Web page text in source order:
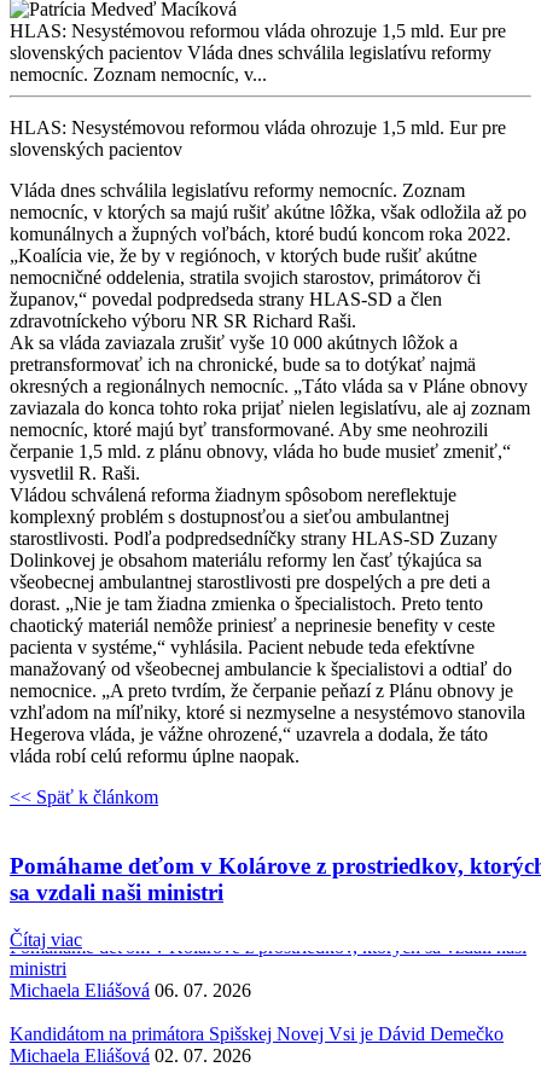
HLAS: Nesystémovou reformou vláda ohrozuje 1,5 mld. Eur pre
slovenských pacientov Vláda dnes schválila legislatívu reformy
nemocníc. Zoznam nemocníc, v...
HLAS: Nesystémovou reformou vláda ohrozuje 1,5 mld. Eur pre
slovenských pacientov
Vláda dnes schválila legislatívu reformy nemocníc. Zoznam
nemocníc, v ktorých sa majú rušiť akútne lôžka, však odložila až po
komunálnych a župných voľbách, ktoré budú koncom roka 2022.
„Koalícia vie, že by v regiónoch, v ktorých bude rušiť akútne
nemocničné oddelenia, stratila svojich starostov, primátorov či
županov,“ povedal podpredseda strany HLAS-SD a člen
zdravotníckeho výboru NR SR Richard Raši.
Ak sa vláda zaviazala zrušiť vyše 10 000 akútnych lôžok a
pretransformovať ich na chronické, bude sa to dotýkať najmä
okresných a regionálnych nemocníc. „Táto vláda sa v Pláne obnovy
zaviazala do konca tohto roka prijať nielen legislatívu, ale aj zoznam
nemocníc, ktoré majú byť transformované. Aby sme neohrozili
čerpanie 1,5 mld. z plánu obnovy, vláda ho bude musieť zmeniť,“
vysvetlil R. Raši.
Vládou schválená reforma žiadnym spôsobom nereflektuje
komplexný problém s dostupnosťou a sieťou ambulantnej
starostlivosti. Podľa podpredsedníčky strany HLAS-SD Zuzany
Dolinkovej je obsahom materiálu reformy len časť týkajúca sa
všeobecnej ambulantnej starostlivosti pre dospelých a pre deti a
dorast. „Nie je tam žiadna zmienka o špecialistoch. Preto tento
chaotický materiál nemôže priniesť a neprinesie benefity v ceste
pacienta v systéme,“ vyhlásila. Pacient nebude teda efektívne
manažovaný od všeobecnej ambulancie k špecialistovi a odtiaľ do
nemocnice. „A preto tvrdím, že čerpanie peňazí z Plánu obnovy je
vzhľadom na míľniky, ktoré si nezmyselne a nesystémovo stanovila
Hegerova vláda, je vážne ohrozené,“ uzavrela a dodala, že táto
vláda robí celú reformu úplne naopak.
<< Späť k článkom
Pomáhame deťom v Kolárove z prostriedkov,
sa vzdali naši ministri
Čítaj viac
Najnovšie články
Pomáhame deťom v Kolárove z prostriedkov, ktorých sa vzdali naši
ministri
Michaela Eliášová 06. 07. 2026
Kandidátom na primátora Spišskej Novej Vsi je Dávid Demečko
Michaela Eliášová 02. 07. 2026